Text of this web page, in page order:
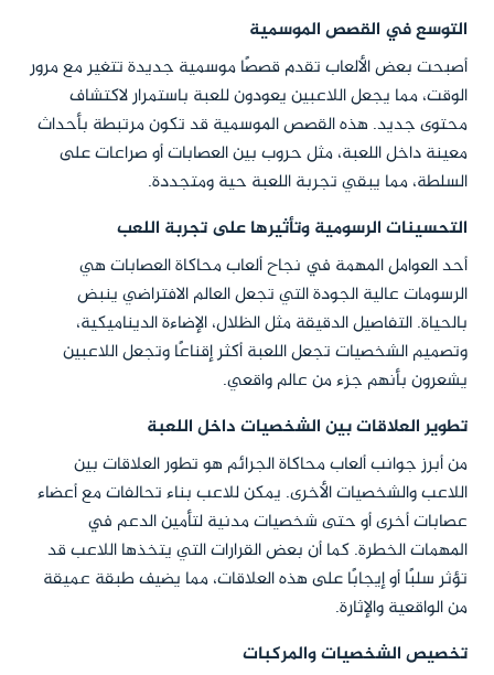
التوسع في القصص الموسمية
أصبحت بعض الألعاب تقدم قصصًا موسمية جديدة تتغير مع مرور
الوقت، مما يجعل اللاعبين يعودون للعبة باستمرار لاكتشاف
محتوى جديد. هذه القصص الموسمية قد تكون مرتبطة بأحداث
معينة داخل اللعبة، مثل حروب بين العصابات أو صراعات على
السلطة، مما يبقي تجربة اللعبة حية ومتجددة.
التحسينات الرسومية وتأثيرها على تجربة اللعب
أحد العوامل المهمة في نجاح ألعاب محاكاة العصابات هي
الرسومات عالية الجودة التي تجعل العالم الافتراضي ينبض
بالحياة. التفاصيل الدقيقة مثل الظلال، الإضاءة الديناميكية،
وتصميم الشخصيات تجعل اللعبة أكثر إقناعًا وتجعل اللاعبين
يشعرون بأنهم جزء من عالم واقعي.
تطوير العلاقات بين الشخصيات داخل اللعبة
من أبرز جوانب ألعاب محاكاة الجرائم هو تطور العلاقات بين
اللاعب والشخصيات الأخرى. يمكن للاعب بناء تحالفات مع أعضاء
عصابات أخرى أو حتى شخصيات مدنية لتأمين الدعم في
المهمات الخطرة. كما أن بعض القرارات التي يتخذها اللاعب قد
تؤثر سلبًا أو إيجابًا على هذه العلاقات، مما يضيف طبقة عميقة
من الواقعية والإثارة.
تخصيص الشخصيات والمركبات